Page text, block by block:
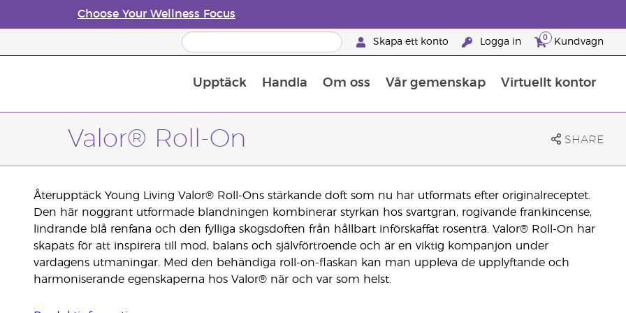
Choose Your Wellness Focus
Skapa ett konto Logga in 0 Kundvagn
Upptäck Handla Om oss Vår gemenskap Virtuellt kontor
Valor® Roll-On SHARE
Återupptäck Young Living Valor® Roll-Ons stärkande doft som nu har utformats efter originalreceptet.
Den här noggrant utformade blandningen kombinerar styrkan hos svartgran, rogivande frankincense,
lindrande blå renfana och den fylliga skogsdoften från hållbart införskaffat rosenträ. Valor® Roll-On har
skapats för att inspirera till mod, balans och självförtroende och är en viktig kompanjon under
vardagens utmaningar. Med den behändiga roll-on-flaskan kan man uppleva de upplyftande och
harmoniserande egenskaperna hos Valor® när och var som helst.